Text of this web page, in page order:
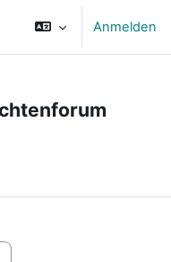
Anmelden